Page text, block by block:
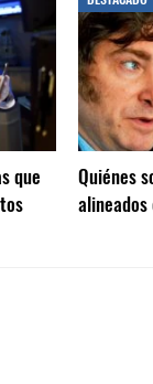
que
Quiénes